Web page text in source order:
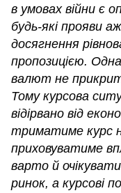
в умовах війни є
будь-які прояви
досягнення
пропозицією.
валют не
Тому курсова
відірвано від
триматиме курс
приховуватиме
варто й
ринок, а курсові